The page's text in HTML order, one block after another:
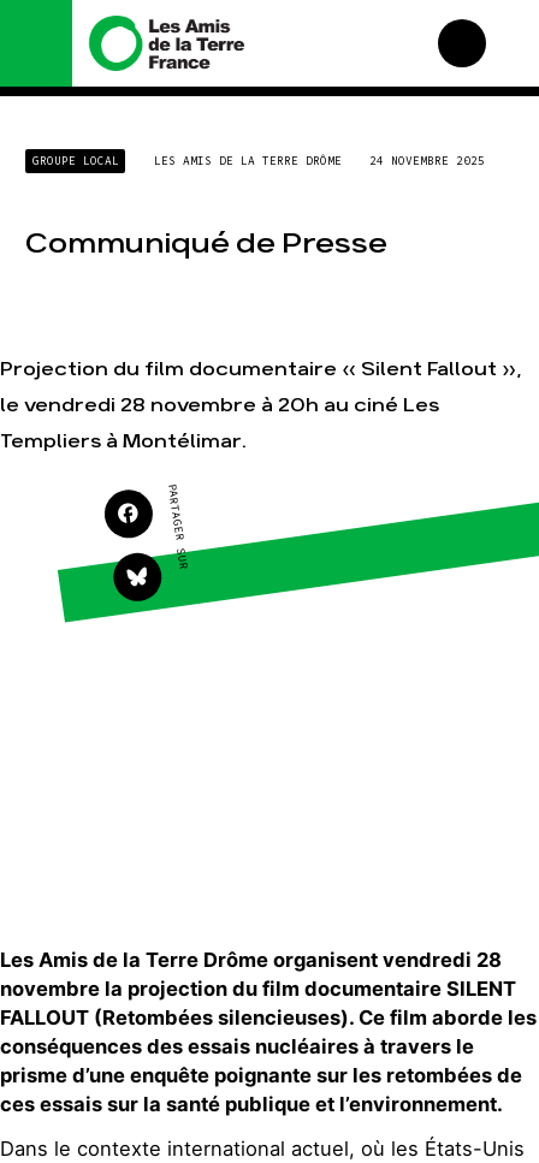
Nous connaître
Histoire
Missions et méthodes
Le réseau dans le monde
Nos alliés
Je soutiens les Amis de
la Terre
Nos campagnes
enfumage
Faire un don
S'engager sur le terrain
Nos thématiques
Contact
GROUPE LOCAL LES AMIS DE LA TERRE DRÔME 24 NOVEMBRE 2025
Communiqué de Presse
Projection du film documentaire « Silent Fallout »,
le vendredi 28 novembre à 20h au ciné Les
Templiers à Montélimar.
PARTAGER SUR
Les Amis de la Terre Drôme organisent vendredi 28
novembre la projection du film documentaire SILENT
FALLOUT (Retombées silencieuses). Ce film aborde les
conséquences des essais nucléaires à travers le
prisme d’une enquête poignante sur les retombées de
ces essais sur la santé publique et l’environnement.
Dans le contexte international actuel, où les États-Unis